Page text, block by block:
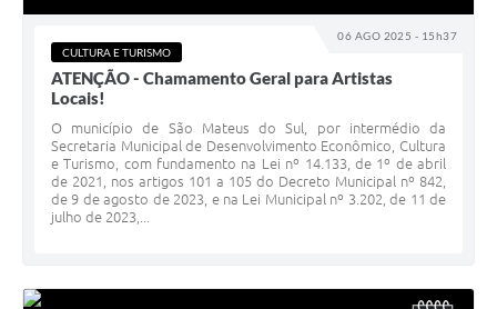
06 AGO 2025 - 15h37
CULTURA E TURISMO
ATENÇÃO - Chamamento Geral para Artistas
Locais!
O município de São Mateus do Sul, por intermédio da
Secretaria Municipal de Desenvolvimento Econômico, Cultura
e Turismo, com fundamento na Lei nº 14.133, de 1º de abril
de 2021, nos artigos 101 a 105 do Decreto Municipal nº 842,
de 9 de agosto de 2023, e na Lei Municipal nº 3.202, de 11 de
julho de 2023,...